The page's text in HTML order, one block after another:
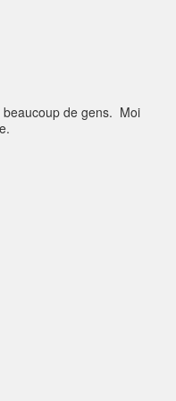
de gens. Moi